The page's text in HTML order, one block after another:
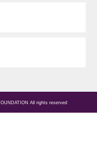
All rights reserved